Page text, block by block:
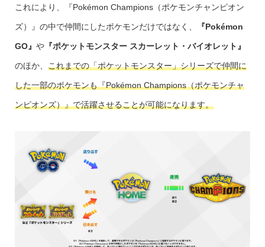
これにより、『Pokémon Champions（ポケモンチャンピオン
ズ）』の中で仲間にしたポケモンだけではなく、 『Pokémon
GO』 や『ポケットモンスター スカーレット・バイオレット』
のほか、 これまでの「ポケットモンスター」シリーズで仲間に
した一部のポケモンも『Pokémon Champions（ポケモンチャ
ンピオンズ）』で活躍させることが可能になります。